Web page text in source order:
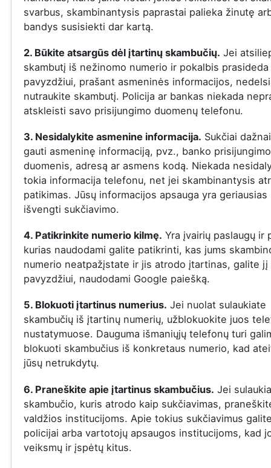
svarbus, skambinantysis paprastai palieka žinutę
bandys susisiekti dar kartą.
2. Būkite atsargūs dėl įtartinų skambučių. Jei
skambutį iš nežinomo numerio ir pokalbis
pavyzdžiui, prašant asmeninės informacijos,
nutraukite skambutį. Policija ar bankas niekada
atskleisti savo prisijungimo duomenų telefonu.
3. Nesidalykite asmenine informacija. Sukčiai
gauti asmeninę informaciją, pvz., banko prisijungimo
duomenis, adresą ar asmens kodą. Niekada
tokia informacija telefonu, net jei skambinantysis
patikimas. Jūsų informacijos apsauga yra geriausias
išvengti sukčiavimo.
4. Patikrinkite numerio kilmę. Yra įvairių paslaugų ir
kurias naudodami galite patikrinti, kas jums
numerio neatpažįstate ir jis atrodo įtartinas, galite
pavyzdžiui, naudodami Google paiešką.
5. Blokuoti įtartinus numerius. Jei nuolat sulaukiate
skambučių iš įtartinų numerių, užblokuokite juos
nustatymuose. Dauguma išmaniųjų telefonų turi
blokuoti skambučius iš konkretaus numerio, kad
jūsų netrukdytų.
6. Praneškite apie įtartinus skambučius. Jei
skambučio, kuris atrodo kaip sukčiavimas,
valdžios institucijoms. Apie tokius sukčiavimus
policijai arba vartotojų apsaugos institucijoms, kad
veiksmų ir įspėtų kitus.